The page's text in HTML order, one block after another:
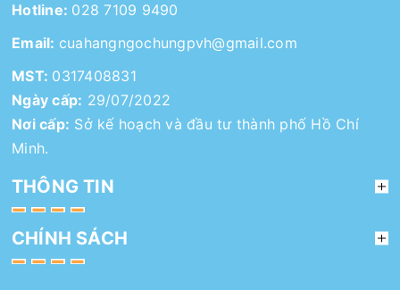
Hotline: 028 7109 9490
Email: cuahangngochungpvh@gmail.com
MST: 0317408831
Ngày cấp: 29/07/2022
Nơi cấp: Sở kế hoạch và đầu tư thành phố Hồ Chí
Minh.
THÔNG TIN
CHÍNH SÁCH